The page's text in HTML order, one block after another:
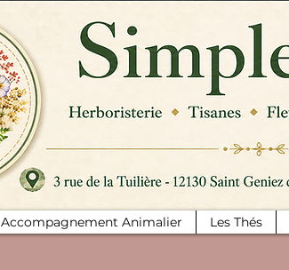
Accompagnement Animalier Les Thés